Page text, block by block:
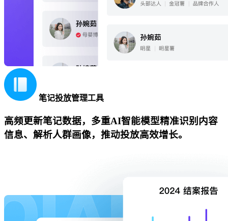
笔记投放管理工具
高频更新笔记数据，多重AI智能模型精准识别内容
信息、解析人群画像，推动投放高效增长。